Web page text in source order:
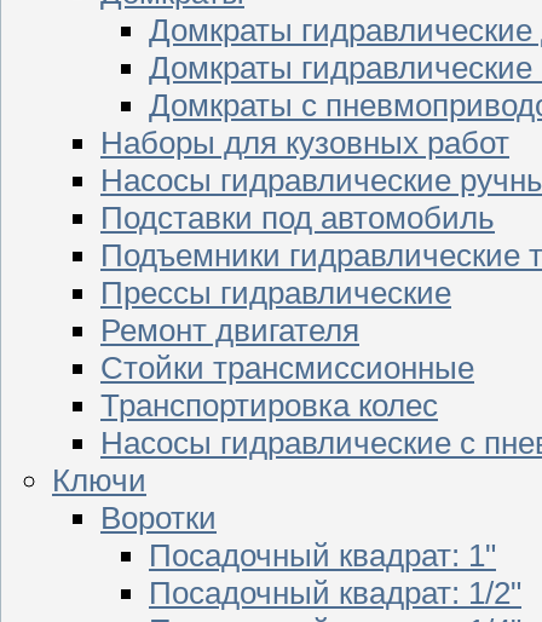
Домкраты
Домкраты гидравлические
Домкраты с
Наборы для кузовных работ
Насосы гидравлические
Подставки под автомобиль
Подъемники гидравлические
Прессы гидравлические
Ремонт двигателя
Стойки трансмиссионные
Транспортировка колес
Насосы гидравлические с
Ключи
Воротки
Посадочный квадрат: 1"
Посадочный квадрат: 1/2"